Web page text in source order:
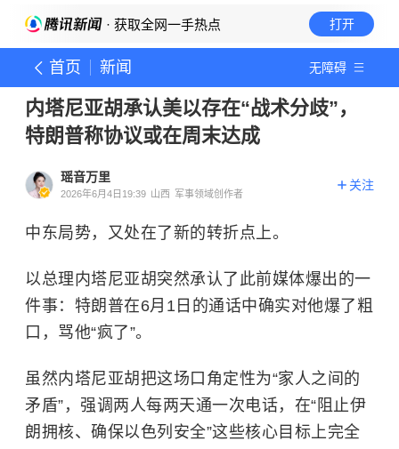
· 获取全网一手热点 打开
首页 新闻 无障碍
内塔尼亚胡承认美以存在“战术分歧”，
特朗普称协议或在周末达成
瑶音万里
2026年6月4日19:39 山西 军事领域创作者
关注
中东局势，又处在了新的转折点上。
以总理内塔尼亚胡突然承认了此前媒体爆出的一
件事：特朗普在6月1日的通话中确实对他爆了粗
口，骂他“疯了”。
虽然内塔尼亚胡把这场口角定性为“家人之间的
矛盾”，强调两人每两天通一次电话，在“阻止伊
朗拥核、确保以色列安全”这些核心目标上完全